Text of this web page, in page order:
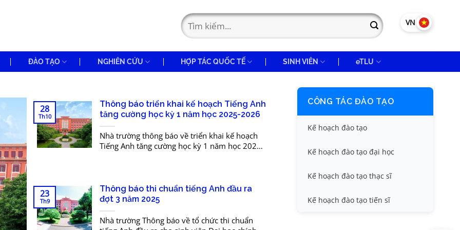
VN EN
ĐÀO TẠO NGHIÊN CỨU HỢP TÁC QUỐC TẾ SINH VIÊN eTLU
Thông báo triển khai kế hoạch Tiếng Anh
tăng cường học kỳ 1 năm học 2025-2026
Nhà trường thông báo về triển khai kế hoạch
Tiếng Anh tăng cường học kỳ 1 năm học 2025-
28
Th10
Thông báo thi chuẩn tiếng Anh đầu ra
đợt 3 năm 2025
Nhà trường Thông báo về tổ chức thi chuẩn
23
Th9
CÔNG TÁC ĐÀO TẠO
Kế hoạch đào tạo
Kế hoạch đào tạo đại học
Kế hoạch đào tạo thạc sĩ
Kế hoạch đào tạo tiến sĩ